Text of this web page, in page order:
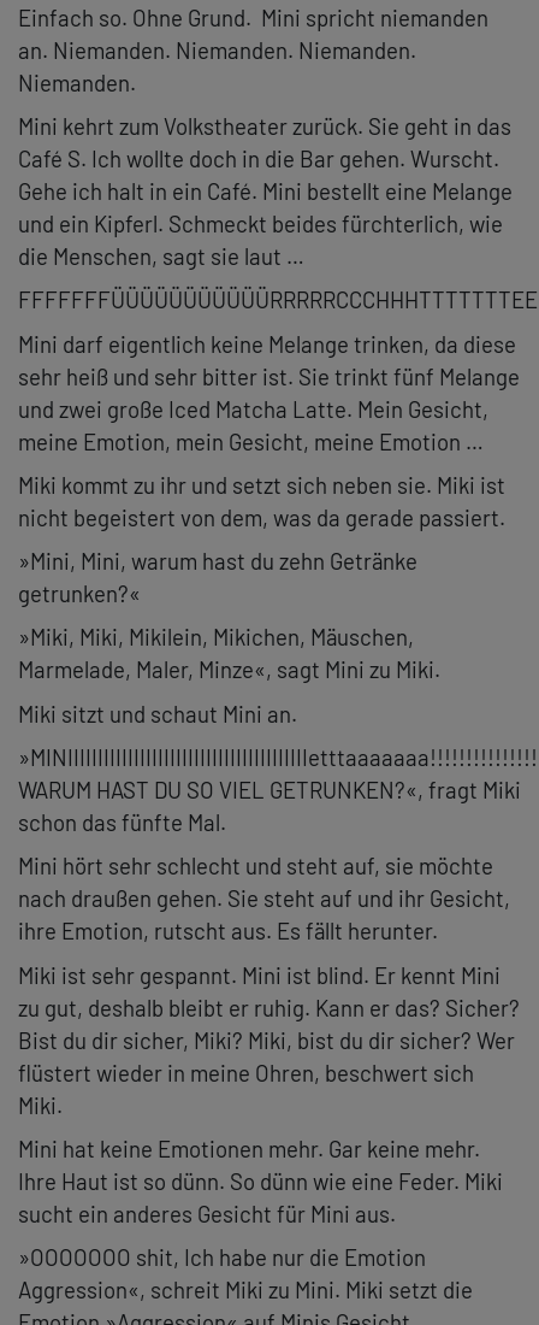
Einfach so. Ohne Grund. Mini spricht niemanden
an. Niemanden. Niemanden. Niemanden.
Niemanden.
Mini kehrt zum Volkstheater zurück. Sie geht in das
Café S. Ich wollte doch in die Bar gehen. Wurscht.
Gehe ich halt in ein Café. Mini bestellt eine Melange
und ein Kipferl. Schmeckt beides fürchterlich, wie
die Menschen, sagt sie laut …
Mini darf eigentlich keine Melange trinken, da diese
sehr heiß und sehr bitter ist. Sie trinkt fünf Melange
und zwei große Iced Matcha Latte. Mein Gesicht,
meine Emotion, mein Gesicht, meine Emotion …
Miki kommt zu ihr und setzt sich neben sie. Miki ist
nicht begeistert von dem, was da gerade passiert.
»Mini, Mini, warum hast du zehn Getränke
getrunken?«
»Miki, Miki, Mikilein, Mikichen, Mäuschen,
Marmelade, Maler, Minze«, sagt Mini zu Miki.
Miki sitzt und schaut Mini an.
WARUM HAST DU SO VIEL GETRUNKEN?«, fragt Miki
schon das fünfte Mal.
Mini hört sehr schlecht und steht auf, sie möchte
nach draußen gehen. Sie steht auf und ihr Gesicht,
ihre Emotion, rutscht aus. Es fällt herunter.
Miki ist sehr gespannt. Mini ist blind. Er kennt Mini
zu gut, deshalb bleibt er ruhig. Kann er das? Sicher?
Bist du dir sicher, Miki? Miki, bist du dir sicher? Wer
flüstert wieder in meine Ohren, beschwert sich
Miki.
Mini hat keine Emotionen mehr. Gar keine mehr.
Ihre Haut ist so dünn. So dünn wie eine Feder. Miki
sucht ein anderes Gesicht für Mini aus.
»OOOOOOO shit, Ich habe nur die Emotion
Aggression«, schreit Miki zu Mini. Miki setzt die